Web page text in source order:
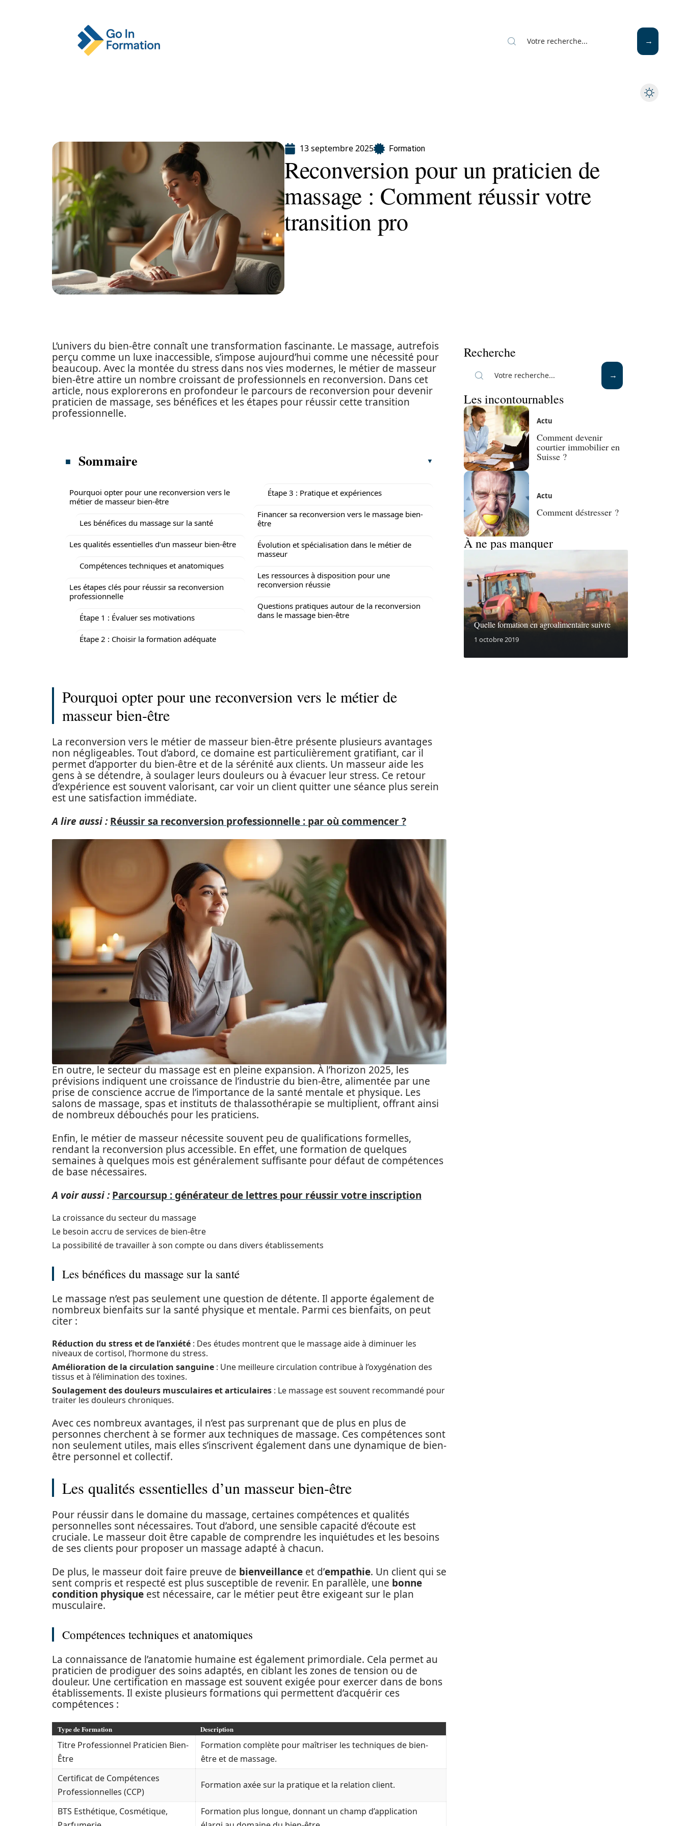
13 septembre 2025 Formation
Reconversion pour un praticien de
massage : Comment réussir votre
transition pro
L’univers du bien-être connaît une transformation fascinante. Le massage, autrefois
perçu comme un luxe inaccessible, s’impose aujourd’hui comme une nécessité pour
beaucoup. Avec la montée du stress dans nos vies modernes, le métier de masseur
bien-être attire un nombre croissant de professionnels en reconversion. Dans cet
article, nous explorerons en profondeur le parcours de reconversion pour devenir
praticien de massage, ses bénéfices et les étapes pour réussir cette transition
professionnelle.
Sommaire
Pourquoi opter pour une reconversion vers le
métier de masseur bien-être
Les bénéfices du massage sur la santé
Les qualités essentielles d’un masseur bien-être
Compétences techniques et anatomiques
Les étapes clés pour réussir sa reconversion
professionnelle
Étape 1 : Évaluer ses motivations
Étape 2 : Choisir la formation adéquate
Étape 3 : Pratique et expériences
Financer sa reconversion vers le massage bien-
être
Évolution et spécialisation dans le métier de
masseur
Les ressources à disposition pour une
reconversion réussie
Questions pratiques autour de la reconversion
dans le massage bien-être
Pourquoi opter pour une reconversion vers le métier de
masseur bien-être
La reconversion vers le métier de masseur bien-être présente plusieurs avantages
non négligeables. Tout d’abord, ce domaine est particulièrement gratifiant, car il
permet d’apporter du bien-être et de la sérénité aux clients. Un masseur aide les
gens à se détendre, à soulager leurs douleurs ou à évacuer leur stress. Ce retour
d’expérience est souvent valorisant, car voir un client quitter une séance plus serein
est une satisfaction immédiate.
A lire aussi : Réussir sa reconversion professionnelle : par où commencer ?
En outre, le secteur du massage est en pleine expansion. À l’horizon 2025, les
prévisions indiquent une croissance de l’industrie du bien-être, alimentée par une
prise de conscience accrue de l’importance de la santé mentale et physique. Les
salons de massage, spas et instituts de thalassothérapie se multiplient, offrant ainsi
de nombreux débouchés pour les praticiens.
Enfin, le métier de masseur nécessite souvent peu de qualifications formelles,
rendant la reconversion plus accessible. En effet, une formation de quelques
semaines à quelques mois est généralement suffisante pour défaut de compétences
de base nécessaires.
A voir aussi : Parcoursup : générateur de lettres pour réussir votre inscription
La croissance du secteur du massage
Le besoin accru de services de bien-être
La possibilité de travailler à son compte ou dans divers établissements
Les bénéfices du massage sur la santé
Le massage n’est pas seulement une question de détente. Il apporte également de
nombreux bienfaits sur la santé physique et mentale. Parmi ces bienfaits, on peut
citer :
Réduction du stress et de l’anxiété : Des études montrent que le massage aide à diminuer les
niveaux de cortisol, l’hormone du stress.
Amélioration de la circulation sanguine : Une meilleure circulation contribue à l’oxygénation des
tissus et à l’élimination des toxines.
Soulagement des douleurs musculaires et articulaires : Le massage est souvent recommandé pour
traiter les douleurs chroniques.
Avec ces nombreux avantages, il n’est pas surprenant que de plus en plus de
personnes cherchent à se former aux techniques de massage. Ces compétences sont
non seulement utiles, mais elles s’inscrivent également dans une dynamique de bien-
être personnel et collectif.
Les qualités essentielles d’un masseur bien-être
Pour réussir dans le domaine du massage, certaines compétences et qualités
personnelles sont nécessaires. Tout d’abord, une sensible capacité d’écoute est
cruciale. Le masseur doit être capable de comprendre les inquiétudes et les besoins
de ses clients pour proposer un massage adapté à chacun.
De plus, le masseur doit faire preuve de bienveillance et d’empathie. Un client qui se
sent compris et respecté est plus susceptible de revenir. En parallèle, une bonne
condition physique est nécessaire, car le métier peut être exigeant sur le plan
musculaire.
Compétences techniques et anatomiques
La connaissance de l’anatomie humaine est également primordiale. Cela permet au
praticien de prodiguer des soins adaptés, en ciblant les zones de tension ou de
douleur. Une certification en massage est souvent exigée pour exercer dans de bons
établissements. Il existe plusieurs formations qui permettent d’acquérir ces
compétences :
Type de Formation Description
Titre Professionnel Praticien Bien-
Être
Formation complète pour maîtriser les techniques de bien-
être et de massage.
Certificat de Compétences
Professionnelles (CCP)
Formation axée sur la pratique et la relation client.
BTS Esthétique, Cosmétique,
Formation plus longue, donnant un champ d’application
Recherche
Les incontournables
Actu
Comment devenir
courtier immobilier en
Suisse ?
Actu
Comment déstresser ?
À ne pas manquer
Quelle formation en agroalimentaire suivre
1 octobre 2019